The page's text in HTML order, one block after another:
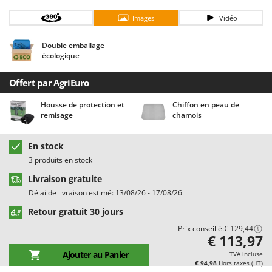
Chaudrons électriques pour polenta
Cisailles à gazon à batterie
Cisailles taille-haies manuelles
Climatiseurs
Compresseurs d'air électriques
Compresseurs pour la récolte des olives et la taille
Coupe-bordures - Trimmers
Coupe-branches
Couveuses à œufs
Cultivateurs Tiller à ressorts - Extirpateurs
D
Débroussailleuses
Découpeurs plasma
Déplaqueuses de gazon
Barbieri
Batavia
Benassi
Berkel
Bernardi
Bertolini Pumps
Besser Vacuum
Bestway
Beta tools
Bissell
Black & Decker
Blue Bird
Bomet
Images Vidéo
Double emballage
écologique
Offert par AgriEuro
Housse de protection et
remisage
Chiffon en peau de
chamois
En stock
3 produits en stock
Livraison gratuite
Délai de livraison estimé: 13/08/26 - 17/08/26
Retour gratuit 30 jours
Prix conseillé:€ 129,44
Ajouter au Panier
€ 113,97
TVA incluse
€ 94,98 Hors taxes (HT)